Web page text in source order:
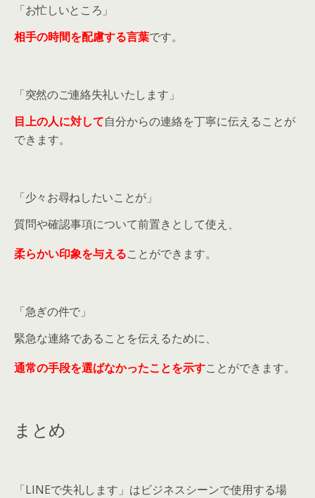
「お忙しいところ」
相手の時間を配慮する言葉です。
「突然のご連絡失礼いたします」
目上の人に対して自分からの連絡を丁寧に伝えることが
できます。
「少々お尋ねしたいことが」
質問や確認事項について前置きとして使え、
柔らかい印象を与えることができます。
「急ぎの件で」
緊急な連絡であることを伝えるために、
通常の手段を選ばなかったことを示すことができます。
まとめ
「LINEで失礼します」はビジネスシーンで使用する場